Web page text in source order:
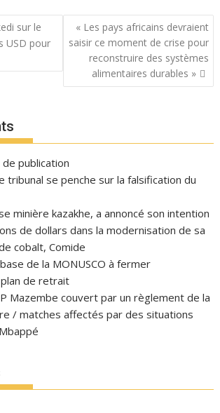
sur le
USD pour
« Les pays africains devraient
saisir ce moment de crise pour
reconstruire des systèmes
alimentaires durables »
publication
tribunal se penche sur la falsification du
minière kazakhe, a annoncé son intention
de dollars dans la modernisation de sa
cobalt, Comide
de la MONUSCO à fermer
de retrait
Mazembe couvert par un règlement de la
/ matches affectés par des situations